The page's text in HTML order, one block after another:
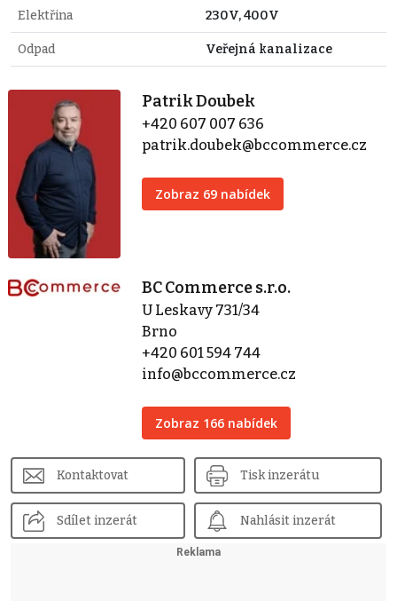
Elektřina 230V, 400V
Odpad Veřejná kanalizace
Patrik Doubek
+420 607 007 636
patrik.doubek@bccommerce.cz
Zobraz 69 nabídek
BC Commerce s.r.o.
U Leskavy 731/34
Brno
+420 601 594 744
info@bccommerce.cz
Zobraz 166 nabídek
Kontaktovat Tisk inzerátu
Sdílet inzerát Nahlásit inzerát